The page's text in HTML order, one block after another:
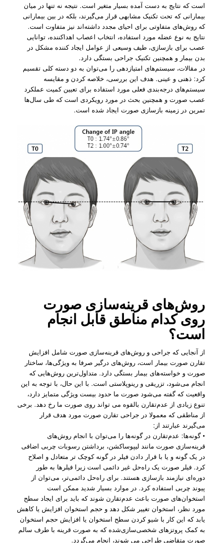
است که نتایج به ‌دست‌ آمده بسیار متغیر است. نتیجه نه تنها در میان
بیمارانی که تحت تکنیک مشابهی قرار می‌گیرند، بلکه در بین بیمارانی
که روش‌های متفاوتی برای احیای مجدد داشته‌‌اند نیز متفاوت است.
نتایج به نوع عضله مورد استفاده، انتخاب اعصاب اهداکننده، توانایی
عصب برای بازسازی، طیف وسیعی از عوامل ایجاد کننده مشکل در
بدن بیمار و همچنین تکنیک جراحی بستگی دارد.
در مقالات، سیستم‌های امتیازدهی را می‌توان به دو دسته کلی تقسیم
کرد: ذهنی و عینی. هدف این بررسی، خلاصه کردن و مقایسه
سیستم‌های درجه‌بندی فعلی مورد استفاده برای تعیین کمیت عملکرد
عصب صورت و همچنین بحث در مورد رویکردی است که طی سال‌ها
تمرین در زمینه بازسازی صورت ایجاد شده است.
روش‌های قرینه‌سازی صورت
روی کدام مناطق قابل انجام
است؟
از آنجایی که جراحی و روش‌های قرینه‌سازی صورت شامل افزایش
تقارن صورت بیمار است، روش‌های درگیر صرفا به ویژگی‌‌ها، ساختار
صورت و خواسته‌های بیمار بستگی دارد. متداول‌‌ترین روش‌هایی که
انجام می‌شود، تزریقی و رینوپلاستی است. با این حال، با توجه به این
واقعیت که گفته می‌شود صورت ما حدود بیست ویژگی متمایز دارد،
تنوع زیادی از عدم‌تقارن بالقوه می تواند روی صورت ما رخ دهد. برخی
از مناطقی که معمولا در جراحی تقارن صورت مورد هدف قرار
می‌گیرند عبارتند از:
• گونه‌ها: عدم‌تقارن در گونه‌ها را می‌توان با انجام روش‌های
قرینه‌سازی صورت مانند لیپوساکشن، برداشتن رسوبات چربی اضافی
در یک گونه و یا با قرار دادن فیلر در گونه کوچک ‌تر متعادل و اصلاح
کرد. فیلر صورت یک راه‌حل غیر دائمی است زیرا فیلرها به طور
دوره‌ای نیازمند بازسازی هستند. برای راه‌حل دائمی‌تر، می‌توان از
پیوند چربی استفاده کرد. در موارد بسیار شدید ممکن است
استخوان‌های صورت باعث عدم‌تقارن شوند که باید برای ایجاد سطح
مورد نظر، استخوان تغییر شکل دهد و حجم استخوان افزایش یا کاهش
یابد که این کار با شیو کردن سطح استخوان یا افزایش حجم استخوان
به کمک پروتزهای شخصی‌سازی‌شده که به صورت قرینه با طرف سالم
صورت متقاضی طراحی می شوند، انجام می‌گردد.